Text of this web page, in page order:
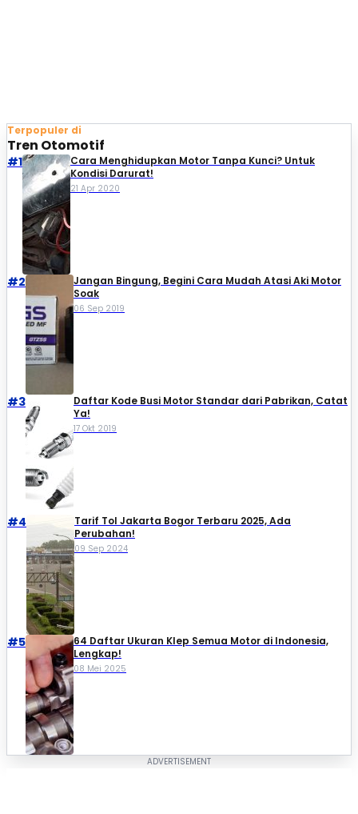
Terpopuler di
Tren Otomotif
#1
Cara Menghidupkan Motor Tanpa Kunci? Untuk
Kondisi Darurat!
21 Apr 2020
#2
Jangan Bingung, Begini Cara Mudah Atasi Aki Motor
Soak
06 Sep 2019
#3
Daftar Kode Busi Motor Standar dari Pabrikan, Catat
Ya!
17 Okt 2019
#4
Tarif Tol Jakarta Bogor Terbaru 2025, Ada
Perubahan!
09 Sep 2024
#5
64 Daftar Ukuran Klep Semua Motor di Indonesia,
Lengkap!
08 Mei 2025